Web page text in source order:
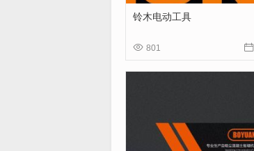
铃木电动工具
 801 